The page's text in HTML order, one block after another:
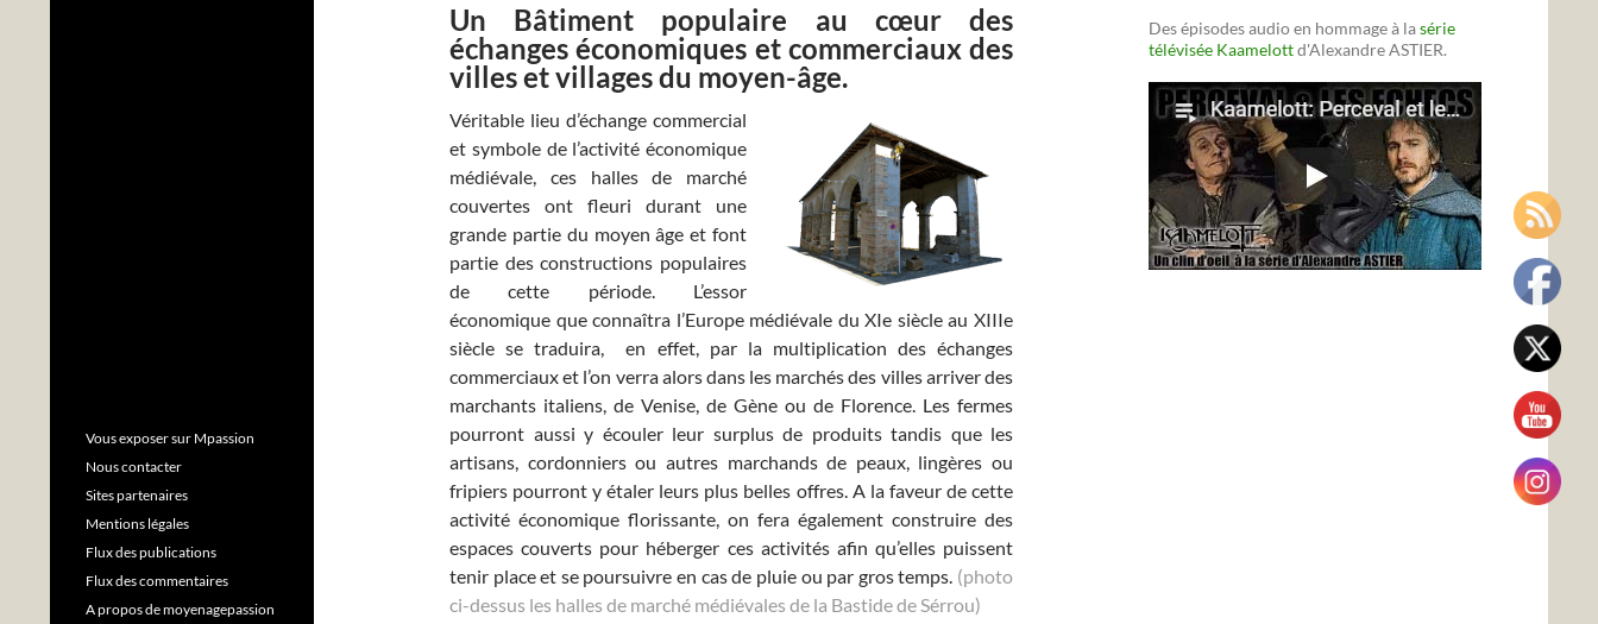
Un Bâtiment populaire au cœur des
échanges économiques et commerciaux des
villes et villages du moyen-âge.
Véritable lieu d’échange commercial
et symbole de l’activité économique
médiévale, ces halles de marché
couvertes ont fleuri durant une
grande partie du moyen âge et font
partie des constructions populaires
de cette période. L’essor
économique que connaîtra l’Europe médiévale du XIe siècle au XIIIe
siècle se traduira, en effet, par la multiplication des échanges
commerciaux et l’on verra alors dans les marchés des villes arriver des
marchants italiens, de Venise, de Gène ou de Florence. Les fermes
pourront aussi y écouler leur surplus de produits tandis que les
artisans, cordonniers ou autres marchands de peaux, lingères ou
fripiers pourront y étaler leurs plus belles offres. A la faveur de cette
activité économique florissante, on fera également construire des
espaces couverts pour héberger ces activités afin qu’elles puissent
tenir place et se poursuivre en cas de pluie ou par gros temps. (photo
ci-dessus les halles de marché médiévales de la Bastide de Sérrou)
Des épisodes audio en hommage à lasérie
télévisée Kaamelottd'Alexandre ASTIER.
Vous exposer sur Mpassion
Nous contacter
Sites partenaires
Mentions légales
Flux des publications
Flux des commentaires
A propos de moyenagepassion